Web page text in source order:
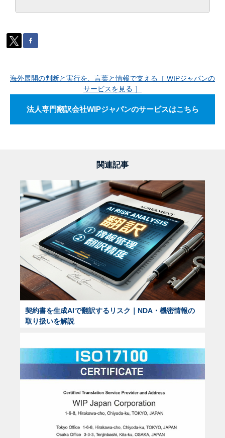
海外展開の判断と実行を、言葉と情報で支える［ WIPジャパンの
サービスを見る ］
法人専門翻訳会社WIPジャパンのサービスはこちら
関連記事
契約書を生成AIで翻訳するリスク｜NDA・機密情報の
取り扱いを解説